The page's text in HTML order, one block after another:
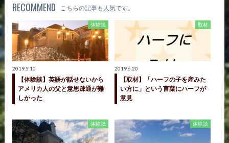
RECOMMEND こちらの記事も人気です。
体験談
2019.5.10
【体験談】英語が話せないから
アメリカ人の父と意思疎通が難
しかった
取材
2019.6.20
【取材】「ハーフの子を産みた
い方に」という言葉にハーフが
意見
体験談 体験談